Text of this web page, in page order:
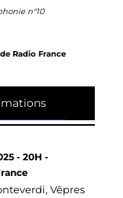
n°10
Radio France
- 20H -
Vêpres